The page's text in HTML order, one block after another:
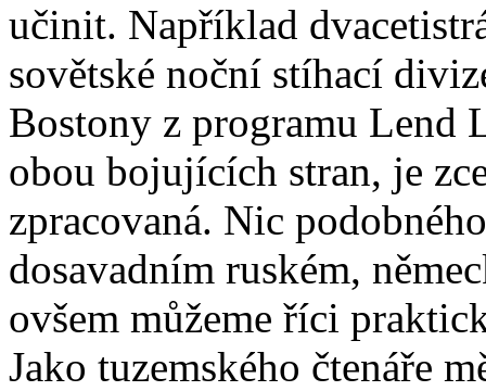
učinit. Například
sovětské noční stíhací
Bostony z programu Lend
obou bojujících stran, je
zpracovaná. Nic
dosavadním ruském,
ovšem můžeme říci
Jako tuzemského čtenáře